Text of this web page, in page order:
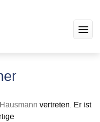
vertreten. Er ist